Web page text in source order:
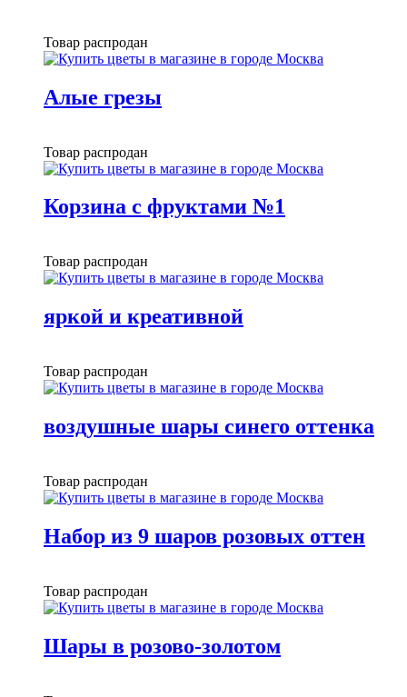
Товар распродан
Алые грезы
Товар распродан
Корзина с фруктами №1
Товар распродан
яркой и креативной
Товар распродан
воздушные шары синего оттенка
Товар распродан
Набор из 9 шаров розовых оттен
Товар распродан
Шары в розово-золотом